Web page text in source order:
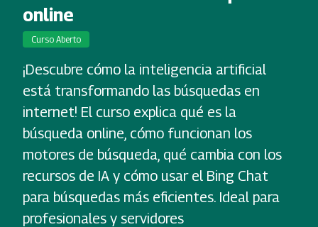
online
Curso Aberto
¡Descubre cómo la inteligencia artificial
está transformando las búsquedas en
internet! El curso explica qué es la
búsqueda online, cómo funcionan los
motores de búsqueda, qué cambia con los
recursos de IA y cómo usar el Bing Chat
para búsquedas más eficientes. Ideal para
profesionales y servidores